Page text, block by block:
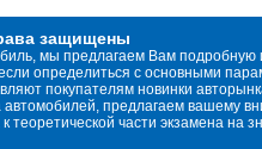
защищены
мы предлагаем Вам
определиться с основными
покупателям новинки
предлагаем вашему
теоретической части экзамена